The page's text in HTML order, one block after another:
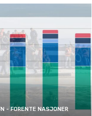
- FORENTE NASJONER